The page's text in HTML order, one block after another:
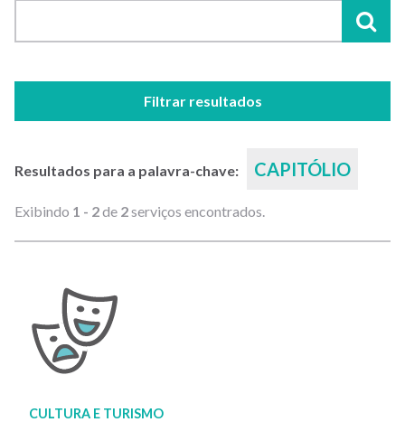
Filtrar resultados
Resultados para a palavra-chave: CAPITÓLIO
Exibindo 1 - 2de 2serviços encontrados.
CULTURA E TURISMO